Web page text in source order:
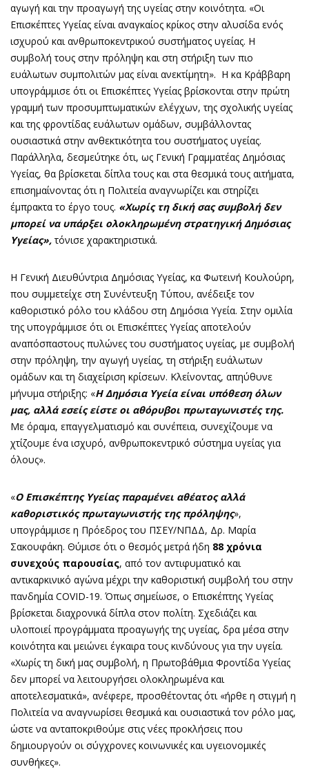
αγωγή και την προαγωγή της υγείας στην κοινότητα. «Οι
Επισκέπτες Υγείας είναι αναγκαίος κρίκος στην αλυσίδα ενός
ισχυρού και ανθρωποκεντρικού συστήματος υγείας. Η
συμβολή τους στην πρόληψη και στη στήριξη των πιο
ευάλωτων συμπολιτών μας είναι ανεκτίμητη». Η κα Κράββαρη
υπογράμμισε ότι οι Επισκέπτες Υγείας βρίσκονται στην πρώτη
γραμμή των προσυμπτωματικών ελέγχων, της σχολικής υγείας
και της φροντίδας ευάλωτων ομάδων, συμβάλλοντας
ουσιαστικά στην ανθεκτικότητα του συστήματος υγείας.
Παράλληλα, δεσμεύτηκε ότι, ως Γενική Γραμματέας Δημόσιας
Υγείας, θα βρίσκεται δίπλα τους και στα θεσμικά τους αιτήματα,
επισημαίνοντας ότι η Πολιτεία αναγνωρίζει και στηρίζει
έμπρακτα το έργο τους. «Χωρίς τη δική σας συμβολή δεν
μπορεί να υπάρξει ολοκληρωμένη στρατηγική Δημόσιας
Υγείας»,τόνισε χαρακτηριστικά.
Η Γενική Διευθύντρια Δημόσιας Υγείας, κα Φωτεινή Κουλούρη,
που συμμετείχε στη Συνέντευξη Τύπου, ανέδειξε τον
καθοριστικό ρόλο του κλάδου στη Δημόσια Υγεία. Στην ομιλία
της υπογράμμισε ότι οι Επισκέπτες Υγείας αποτελούν
αναπόσπαστους πυλώνες του συστήματος υγείας, με συμβολή
στην πρόληψη, την αγωγή υγείας, τη στήριξη ευάλωτων
ομάδων και τη διαχείριση κρίσεων. Κλείνοντας, απηύθυνε
μήνυμα στήριξης: «Η Δημόσια Υγεία είναι υπόθεση όλων
μας, αλλά εσείς είστε οι αθόρυβοι πρωταγωνιστές της.
Με όραμα, επαγγελματισμό και συνέπεια, συνεχίζουμε να
χτίζουμε ένα ισχυρό, ανθρωποκεντρικό σύστημα υγείας για
όλους».
«Ο Επισκέπτης Υγείας παραμένει αθέατος αλλά
καθοριστικός πρωταγωνιστής της πρόληψης»,
υπογράμμισε η Πρόεδρος του ΠΣΕΥ/ΝΠΔΔ, Δρ. Μαρία
Σακουφάκη. Θύμισε ότι ο θεσμός μετρά ήδη 88 χρόνια
συνεχούς παρουσίας, από τον αντιφυματικό και
αντικαρκινικό αγώνα μέχρι την καθοριστική συμβολή του στην
πανδημία COVID-19. Όπως σημείωσε, ο Επισκέπτης Υγείας
βρίσκεται διαχρονικά δίπλα στον πολίτη. Σχεδιάζει και
υλοποιεί προγράμματα προαγωγής της υγείας, δρα μέσα στην
κοινότητα και μειώνει έγκαιρα τους κινδύνους για την υγεία.
«Χωρίς τη δική μας συμβολή, η Πρωτοβάθμια Φροντίδα Υγείας
δεν μπορεί να λειτουργήσει ολοκληρωμένα και
αποτελεσματικά», ανέφερε, προσθέτοντας ότι «ήρθε η στιγμή η
Πολιτεία να αναγνωρίσει θεσμικά και ουσιαστικά τον ρόλο μας,
ώστε να ανταποκριθούμε στις νέες προκλήσεις που
δημιουργούν οι σύγχρονες κοινωνικές και υγειονομικές
συνθήκες».